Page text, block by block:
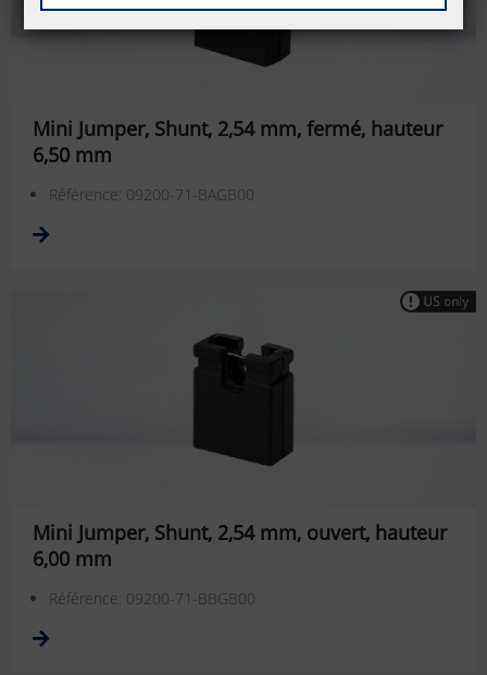
Mini Jumper, Shunt, 2,54 mm, fermé, hauteur
6,50 mm
Référence: 09200-71-BAGB00
Mini Jumper, Shunt, 2,54 mm, ouvert, hauteur
6,00 mm
Référence: 09200-71-BBGB00